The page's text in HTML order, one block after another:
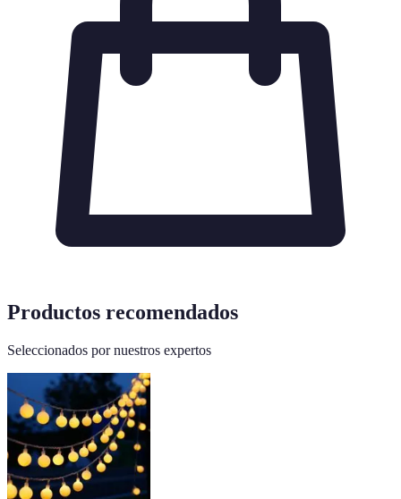
Productos recomendados
Seleccionados por nuestros expertos